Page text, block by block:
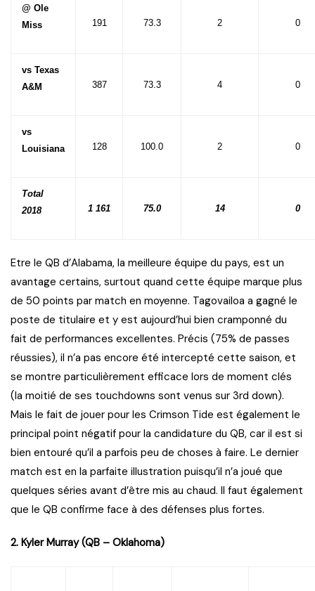
@ Ole
Miss
191 73.3 2 0
vs Texas
A&M
387 73.3 4 0
vs
Louisiana
128 100.0 2 0
Total
2018
1 161 75.0 14 0
Etre le QB d’Alabama, la meilleure équipe du pays, est un
avantage certains, surtout quand cette équipe marque plus
de 50 points par match en moyenne. Tagovailoa a gagné le
poste de titulaire et y est aujourd’hui bien cramponné du
fait de performances excellentes. Précis (75% de passes
réussies), il n’a pas encore été intercepté cette saison, et
se montre particulièrement efficace lors de moment clés
(la moitié de ses touchdowns sont venus sur 3rd down).
Mais le fait de jouer pour les Crimson Tide est également le
principal point négatif pour la candidature du QB, car il est si
bien entouré qu’il a parfois peu de choses à faire. Le dernier
match est en la parfaite illustration puisqu’il n’a joué que
quelques séries avant d’être mis au chaud. Il faut également
que le QB confirme face à des défenses plus fortes.
2. Kyler Murray (QB – Oklahoma)